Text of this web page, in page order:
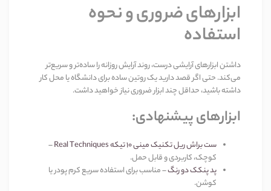
ابزارهای ضروری و نحوه
استفاده
داشتن ابزارهای آرایشی درست، روند آرایش روزانه را ساده‌تر و سریع‌تر
می‌کند. حتی اگر قصد دارید یک روتین ساده برای دانشگاه یا محل کار
داشته باشید، حداقل چند ابزار ضروری نیاز خواهید داشت.
ابزارهای پیشنهادی:
ست براش ریل تکنیک مینی 10 تیکه
–
کوچک، کاربردی و قابل حمل.
پد پنکک دو رنگ–مناسب برای استفاده سریع کرم پودر یا
کوشن.